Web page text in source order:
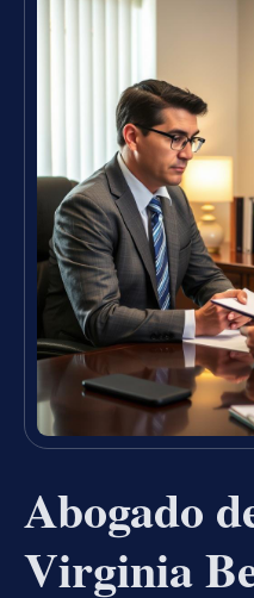
Abogado
Virginia